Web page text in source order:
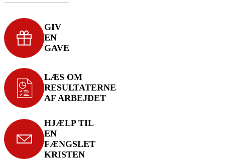
GIV
EN
GAVE
LÆS OM
RESULTATERNE
AF ARBEJDET
HJÆLP TIL
EN
FÆNGSLET
KRISTEN